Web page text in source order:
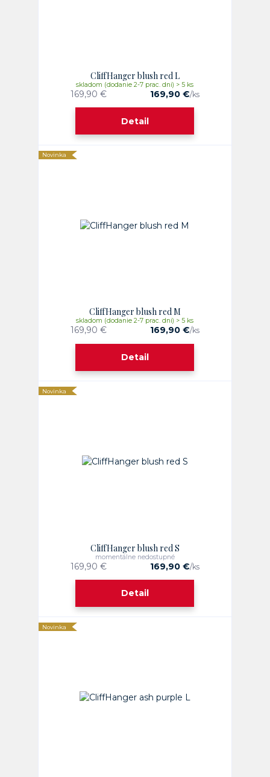
CliffHanger blush red L
169,90 € 169,90 €/ks
skladom (dodanie 2-7 prac. dni) > 5 ks
Detail
Novinka
CliffHanger blush red M
169,90 € 169,90 €/ks
skladom (dodanie 2-7 prac. dni) > 5 ks
Detail
Novinka
CliffHanger blush red S
169,90 € 169,90 €/ks
momentálne nedostupné
Detail
Novinka